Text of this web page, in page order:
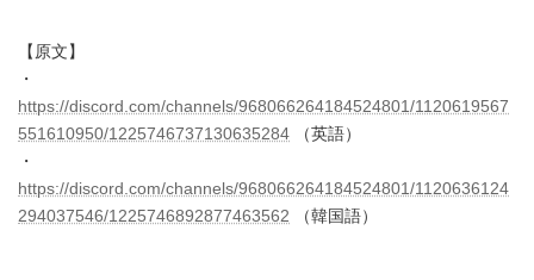
【原文】
・
https://discord.com/channels/968066264184524801/1120619567
551610950/1225746737130635284 （英語）
・
https://discord.com/channels/968066264184524801/1120636124
294037546/1225746892877463562 （韓国語）